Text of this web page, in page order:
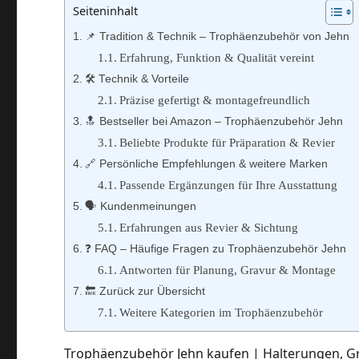
Seiteninhalt
📌 Tradition & Technik – Trophäenzubehör von Jehn
Erfahrung, Funktion & Qualität vereint
🛠️ Technik & Vorteile
Präzise gefertigt & montagefreundlich
🔝 Bestseller bei Amazon – Trophäenzubehör Jehn
Beliebte Produkte für Präparation & Revier
🔗 Persönliche Empfehlungen & weitere Marken
Passende Ergänzungen für Ihre Ausstattung
🗣️ Kundenmeinungen
Erfahrungen aus Revier & Sichtung
❓ FAQ – Häufige Fragen zu Trophäenzubehör Jehn
Antworten für Planung, Gravur & Montage
🔙 Zurück zur Übersicht
Weitere Kategorien im Trophäenzubehör
Trophäenzubehör Jehn kaufen | Halterungen,